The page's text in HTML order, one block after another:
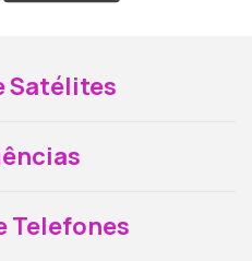
Satélites
Telefones